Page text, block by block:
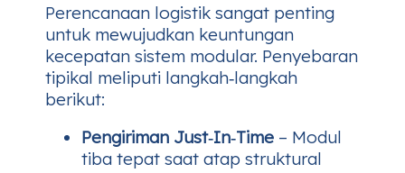
Perencanaan logistik sangat penting
untuk mewujudkan keuntungan
kecepatan sistem modular. Penyebaran
tipikal meliputi langkah‑langkah
berikut:
Pengiriman Just‑In‑Time – Modul
tiba tepat saat atap struktural